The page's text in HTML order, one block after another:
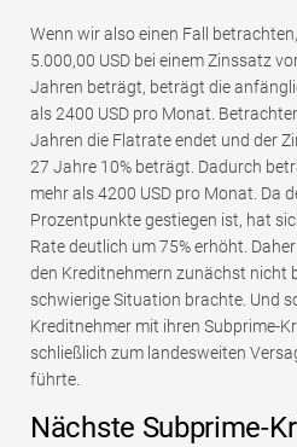
Wenn wir also einen Fall
5.000,00 USD bei einem Zinssatz
Jahren beträgt, beträgt die
als 2400 USD pro Monat.
Jahren die Flatrate endet und der
27 Jahre 10% beträgt. Dadurch
mehr als 4200 USD pro Monat. Da
Prozentpunkte gestiegen ist, hat
Rate deutlich um 75% erhöht.
den Kreditnehmern zunächst nicht
schwierige Situation brachte. Und
Kreditnehmer mit ihren Subprime-
schließlich zum landesweiten
führte.
Nächste Subprime-